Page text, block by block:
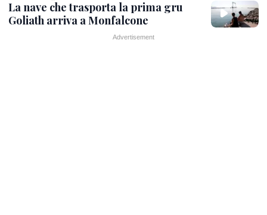
La nave che trasporta la prima gru
Goliath arriva a Monfalcone